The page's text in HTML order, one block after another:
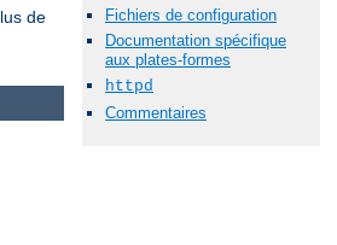
de
Fichiers de configuration
Documentation spécifique
aux plates-formes
httpd
Commentaires